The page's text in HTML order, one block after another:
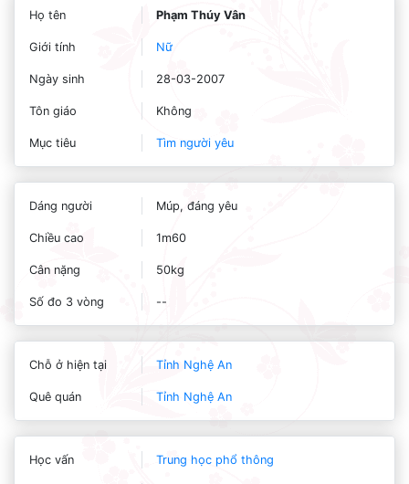
Họ tên Phạm Thúy Vân
Giới tính Nữ
Ngày sinh 28-03-2007
Tôn giáo Không
Mục tiêu Tìm người yêu
Dáng người Múp, đáng yêu
Chiều cao 1m60
Cân nặng 50kg
Số đo 3 vòng --
Chỗ ở hiện tại Tỉnh Nghệ An
Quê quán Tỉnh Nghệ An
Học vấn Trung học phổ thông